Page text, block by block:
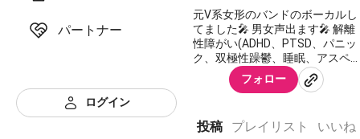
パートナー
ログイン
元V系女形のバンドのボーカルし
てました🎤 男女声出ます🎤 解離
性障がい(ADHD、PTSD、パニッ
ク、双極性躁鬱、睡眠、アスペ
ルガー、広汎性発達、適応障が
い)軽度知的になります💦 後は不
美優紀さんはご近所になります
フォロー
投稿 プレイリスト いいね